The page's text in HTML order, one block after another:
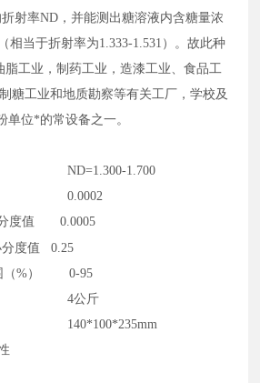
射率ND，并能测出糖溶液内含糖量浓
相当于折射率为1.333-1.531）。故此种
脂工业，制药工业，造漆工业、食品工
糖工业和地质勘察等有关工厂，学校及
单位*的常设备之一。
ND=1.300-1.700
： 0.0002
分度值 0.0005
度值
0.25
围（%） 0-95
： 4公斤
140*100*235mm